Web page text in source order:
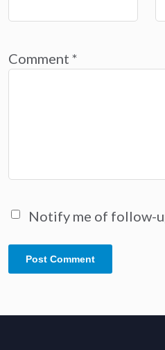
Comment *
Notify me of follow-